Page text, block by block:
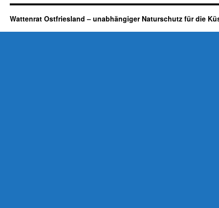
Wattenrat Ostfriesland – unabhängiger Naturschutz für die